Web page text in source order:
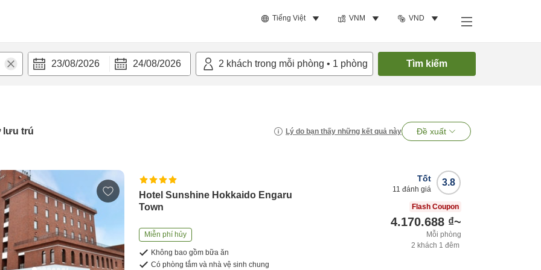
Tiếng Việt VNM VND
23/08/2026 24/08/2026 2 khách trong mỗi phòng • 1 phòng Tìm kiếm
lưu trú Lý do bạn thấy những kết quả này Đề xuất
Hotel Sunshine Hokkaido Engaru
Town
Miễn phí hủy
Không bao gồm bữa ăn
Có phòng tắm và nhà vệ sinh chung
3.8
Tốt
11 đánh giá
Flash Coupon
4.170.688 ₫~
Mỗi phòng
2 khách 1 đêm